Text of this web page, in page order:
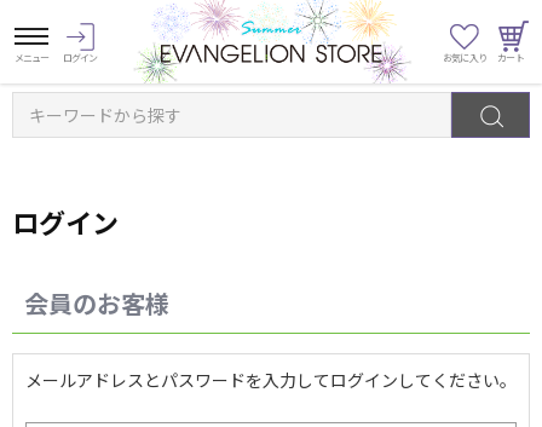
キーワードから探す
ログイン
会員のお客様
メールアドレスとパスワードを入力してログインしてください。